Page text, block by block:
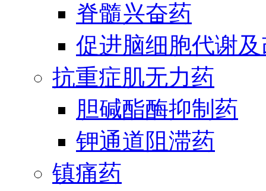
脊髓兴奋药
促进脑细胞代谢
抗重症肌无力药
胆碱酯酶抑制药
钾通道阻滞药
镇痛药